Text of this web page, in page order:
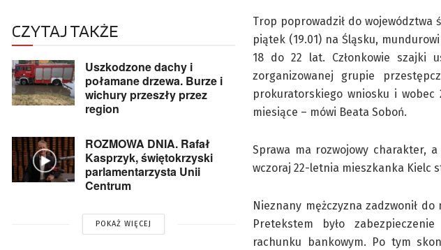
CZYTAJ TAKŻE
Uszkodzone dachy i
połamane drzewa. Burze i
wichury przeszły przez
region
ROZMOWA DNIA. Rafał
Kasprzyk, świętokrzyski
parlamentarzysta Unii
Centrum
POKAŻ WIĘCEJ
Trop poprowadził do województwa
piątek (19.01) na Śląsku,
18 do 22 lat. Członkowie szajki
zorganizowanej grupie
prokuratorskiego wniosku i
miesiące – mówi Beata Soboń.
Sprawa ma rozwojowy charakter,
wczoraj 22-letnia mieszkanka Kielc
Nieznany mężczyzna zadzwonił
Pretekstem było
rachunku bankowym. Po tym